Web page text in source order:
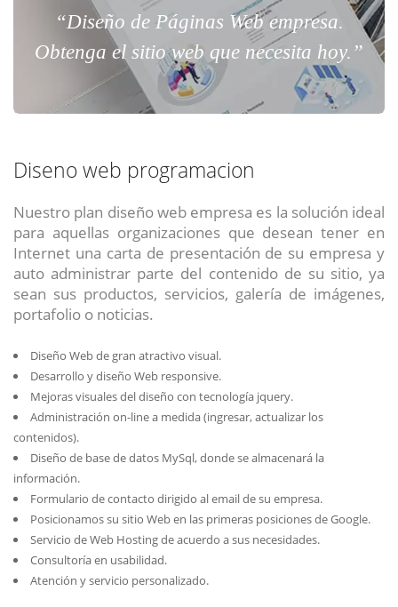
“Diseño de Páginas Web empresa.
Obtenga el sitio web que necesita hoy.”
Diseno web programacion
Nuestro plan diseño web empresa es la solución ideal
para aquellas organizaciones que desean tener en
Internet una carta de presentación de su empresa y
auto administrar parte del contenido de su sitio, ya
sean sus productos, servicios, galería de imágenes,
portafolio o noticias.
Diseño Web de gran atractivo visual.
Desarrollo y diseño Web responsive.
Mejoras visuales del diseño con tecnología jquery.
Administración on-line a medida (ingresar, actualizar los
contenidos).
Diseño de base de datos MySql, donde se almacenará la
información.
Formulario de contacto dirigido al email de su empresa.
Posicionamos su sitio Web en las primeras posiciones de Google.
Servicio de Web Hosting de acuerdo a sus necesidades.
Consultoría en usabilidad.
Atención y servicio personalizado.